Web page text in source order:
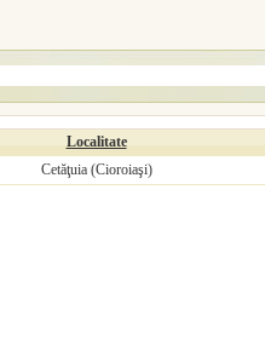
Localitate
Cetăţuia (Cioroiaşi)